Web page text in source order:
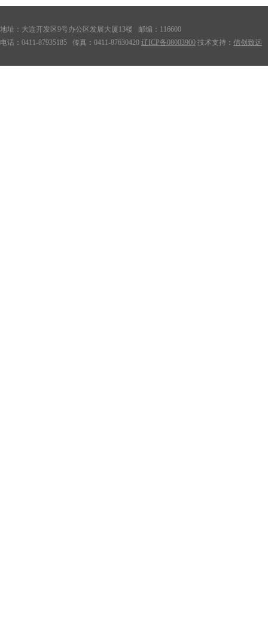
地址：大连开发区9号办公区发展大厦13楼 邮编：116600
电话：0411-87935185 传真：0411-87630420 辽ICP备08003900 技术支持： 信创致远